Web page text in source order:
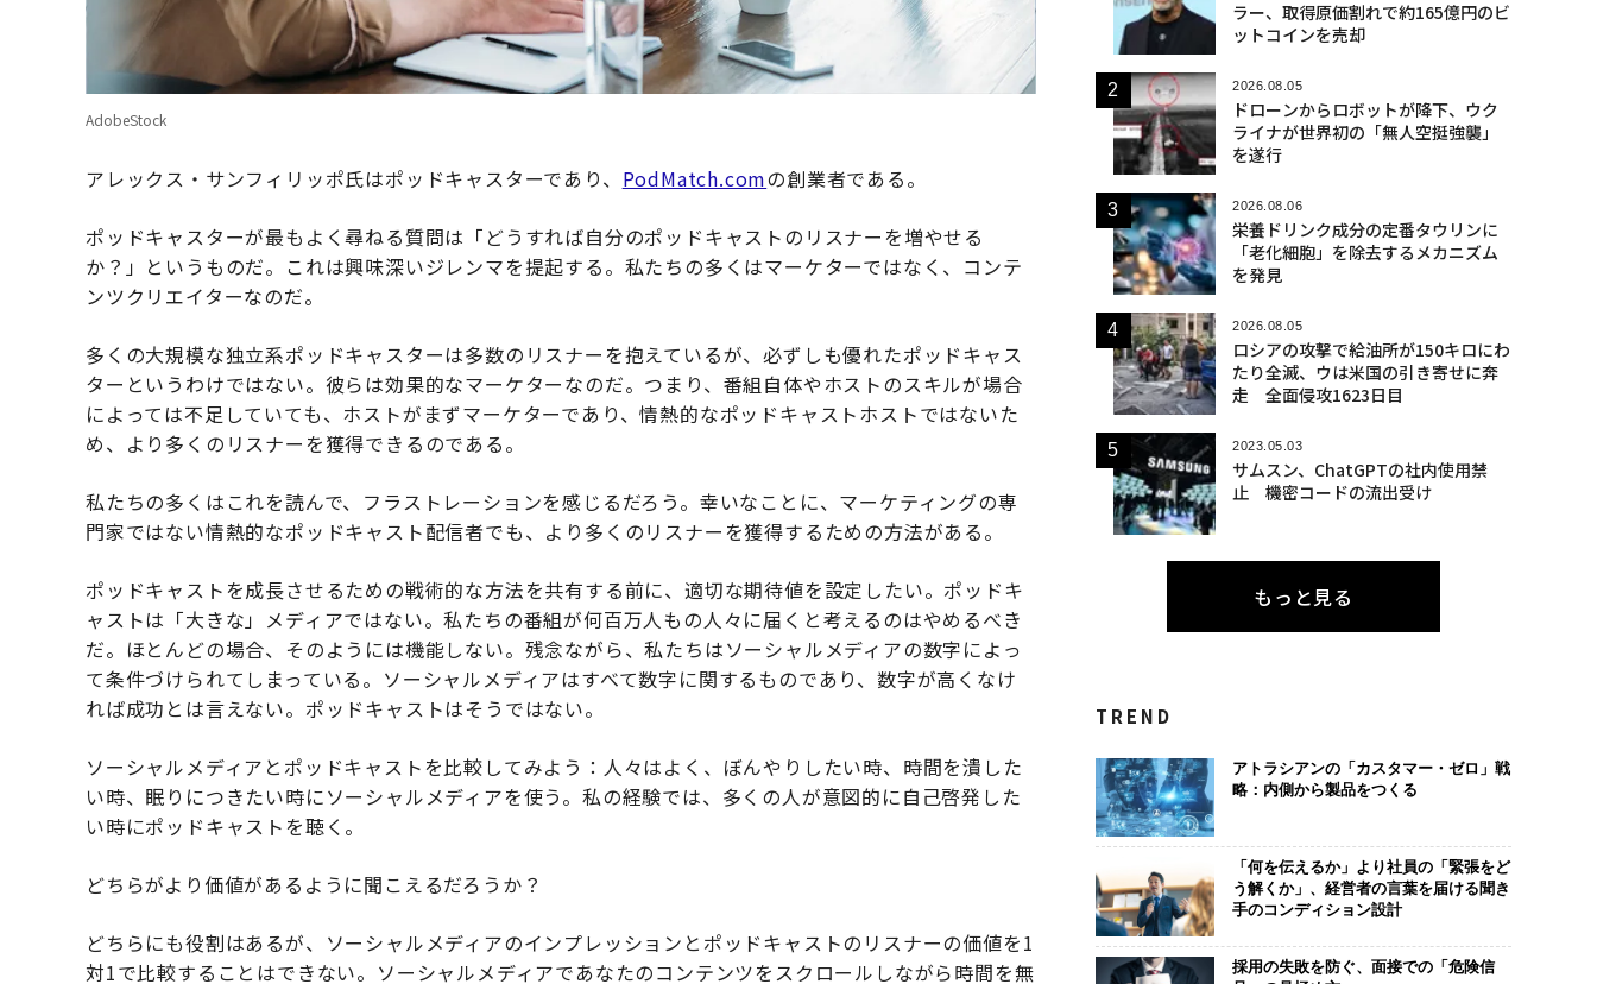
AdobeStock
アレックス・サンフィリッポ氏はポッドキャスターであり、 PodMatch.comの創業者である。
ポッドキャスターが最もよく尋ねる質問は「どうすれば自分のポッドキャストのリスナーを増やせる
か？」というものだ。これは興味深いジレンマを提起する。私たちの多くはマーケターではなく、コンテ
ンツクリエイターなのだ。
多くの大規模な独立系ポッドキャスターは多数のリスナーを抱えているが、必ずしも優れたポッドキャス
ターというわけではない。彼らは効果的なマーケターなのだ。つまり、番組自体やホストのスキルが場合
によっては不足していても、ホストがまずマーケターであり、情熱的なポッドキャストホストではないた
め、より多くのリスナーを獲得できるのである。
私たちの多くはこれを読んで、フラストレーションを感じるだろう。幸いなことに、マーケティングの専
門家ではない情熱的なポッドキャスト配信者でも、より多くのリスナーを獲得するための方法がある。
ポッドキャストを成長させるための戦術的な方法を共有する前に、適切な期待値を設定したい。ポッドキ
ャストは「大きな」メディアではない。私たちの番組が何百万人もの人々に届くと考えるのはやめるべき
だ。ほとんどの場合、そのようには機能しない。残念ながら、私たちはソーシャルメディアの数字によっ
て条件づけられてしまっている。ソーシャルメディアはすべて数字に関するものであり、数字が高くなけ
れば成功とは言えない。ポッドキャストはそうではない。
ソーシャルメディアとポッドキャストを比較してみよう：人々はよく、ぼんやりしたい時、時間を潰した
い時、眠りにつきたい時にソーシャルメディアを使う。私の経験では、多くの人が意図的に自己啓発した
い時にポッドキャストを聴く。
どちらがより価値があるように聞こえるだろうか？
どちらにも役割はあるが、ソーシャルメディアのインプレッションとポッドキャストのリスナーの価値を1
対1で比較することはできない。ソーシャルメディアであなたのコンテンツをスクロールしながら時間を無
ラー、取得原価割れで約165億円のビ
ットコインを売却
2026.08.05
ドローンからロボットが降下、ウク
ライナが世界初の「無人空挺強襲」
を遂行
2026.08.06
栄養ドリンク成分の定番タウリンに
「老化細胞」を除去するメカニズム
を発見
2026.08.05
ロシアの攻撃で給油所が150キロにわ
たり全滅、ウは米国の引き寄せに奔
走 全面侵攻1623日目
2023.05.03
サムスン、ChatGPTの社内使用禁
止 機密コードの流出受け
もっと見る
TREND
アトラシアンの「カスタマー・ゼロ」戦
略：内側から製品をつくる
「何を伝えるか」より社員の「緊張をど
う解くか」、経営者の言葉を届ける聞き
手のコンディション設計
採用の失敗を防ぐ、面接での「危険信